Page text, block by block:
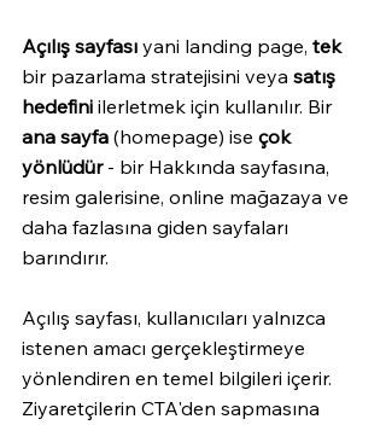
Açılış sayfası yani landing page, tek
bir pazarlama stratejisini veya satış
hedefini ilerletmek için kullanılır. Bir
ana sayfa (homepage) ise çok
yönlüdür - bir Hakkında sayfasına,
resim galerisine, online mağazaya ve
daha fazlasına giden sayfaları
barındırır.
Açılış sayfası, kullanıcıları yalnızca
istenen amacı gerçekleştirmeye
yönlendiren en temel bilgileri içerir.
Ziyaretçilerin CTA'den sapmasına